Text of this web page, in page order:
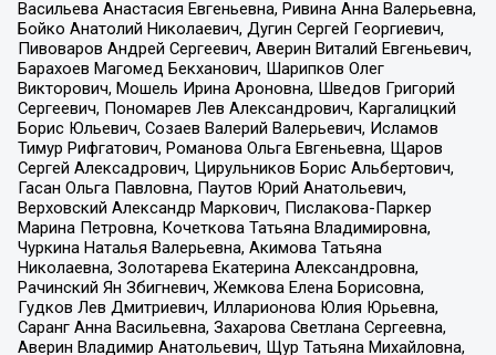
Васильева Анастасия Евгеньевна, Ривина Анна Валерьевна,
Бойко Анатолий Николаевич, Дугин Сергей Георгиевич,
Пивоваров Андрей Сергеевич, Аверин Виталий Евгеньевич,
Барахоев Магомед Бекханович, Шарипков Олег
Викторович, Мошель Ирина Ароновна, Шведов Григорий
Сергеевич, Пономарев Лев Александрович, Каргалицкий
Борис Юльевич, Созаев Валерий Валерьевич, Исламов
Тимур Рифгатович, Романова Ольга Евгеньевна, Щаров
Сергей Алексадрович, Цирульников Борис Альбертович,
Гасан Ольга Павловна, Паутов Юрий Анатольевич,
Верховский Александр Маркович, Пислакова-Паркер
Марина Петровна, Кочеткова Татьяна Владимировна,
Чуркина Наталья Валерьевна, Акимова Татьяна
Николаевна, Золотарева Екатерина Александровна,
Рачинский Ян Збигневич, Жемкова Елена Борисовна,
Гудков Лев Дмитриевич, Илларионова Юлия Юрьевна,
Саранг Анна Васильевна, Захарова Светлана Сергеевна,
Аверин Владимир Анатольевич, Щур Татьяна Михайловна,